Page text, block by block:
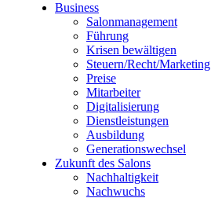
Business
Salonmanagement
Führung
Krisen bewältigen
Steuern/Recht/Marketing
Preise
Mitarbeiter
Digitalisierung
Dienstleistungen
Ausbildung
Generationswechsel
Zukunft des Salons
Nachhaltigkeit
Nachwuchs